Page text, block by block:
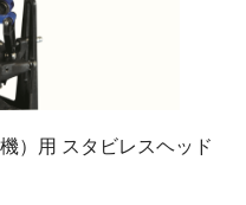
）用 スタビレスヘッド